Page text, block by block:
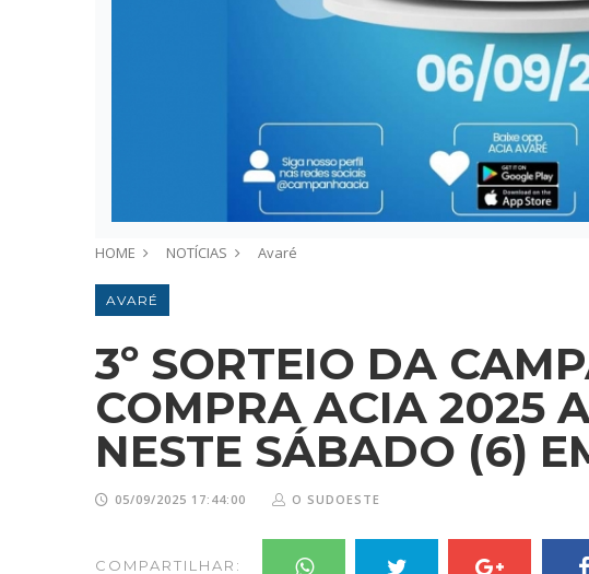
HOME NOTÍCIAS Avaré
AVARÉ
3º SORTEIO DA
COMPRA ACIA 2025
NESTE SÁBADO (6)
05/09/2025 17:44:00 O SUDOESTE
COMPARTILHAR: